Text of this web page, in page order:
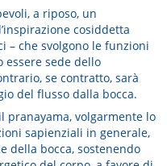
a riposo, un
cosiddetta
– che svolgono le funzioni
essere sede dello
se contratto, sarà
del flusso dalla bocca.
pranayama, volgarmente lo
sapienziali in generale,
della bocca, sostenendo